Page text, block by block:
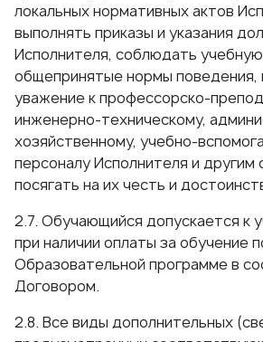
локальных нормативных актов
выполнять приказы и указания
Исполнителя, соблюдать
общепринятые нормы поведения,
уважение к профессорско-
инженерно-техническому,
хозяйственному, учебно-
персоналу Исполнителя и
посягать на их честь и
2.7. Обучающийся допускается к
при наличии оплаты за обучение
Образовательной программе в
Договором.
2.8. Все виды дополнительных